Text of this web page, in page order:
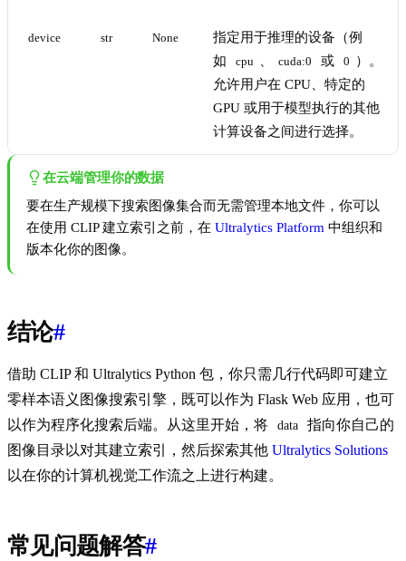
device str None
指定用于推理的设备（例
如
cpu cuda:0 或 0
）。
允许用户在 CPU、特定的
GPU 或用于模型执行的其他
计算设备之间进行选择。
在云端管理你的数据
要在生产规模下搜索图像集合而无需管理本地文件，你可以
在使用 CLIP 建立索引之前，在 Ultralytics Platform 中组织和
版本化你的图像。
结论#
借助 CLIP 和 Ultralytics Python 包，你只需几行代码即可建立
零样本语义图像搜索引擎，既可以作为 Flask Web 应用，也可
以作为程序化搜索后端。从这里开始，将
data
指向你自己的
图像目录以对其建立索引，然后探索其他 Ultralytics Solutions
以在你的计算机视觉工作流之上进行构建。
常见问题解答#